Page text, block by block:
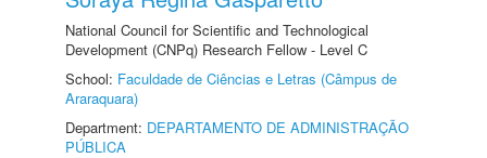
National Council for Scientific and Technological
Development (CNPq) Research Fellow - Level C
School: Faculdade de Ciências e Letras (Câmpus de
Araraquara)
Department: DEPARTAMENTO DE ADMINISTRAÇÃO
PÚBLICA